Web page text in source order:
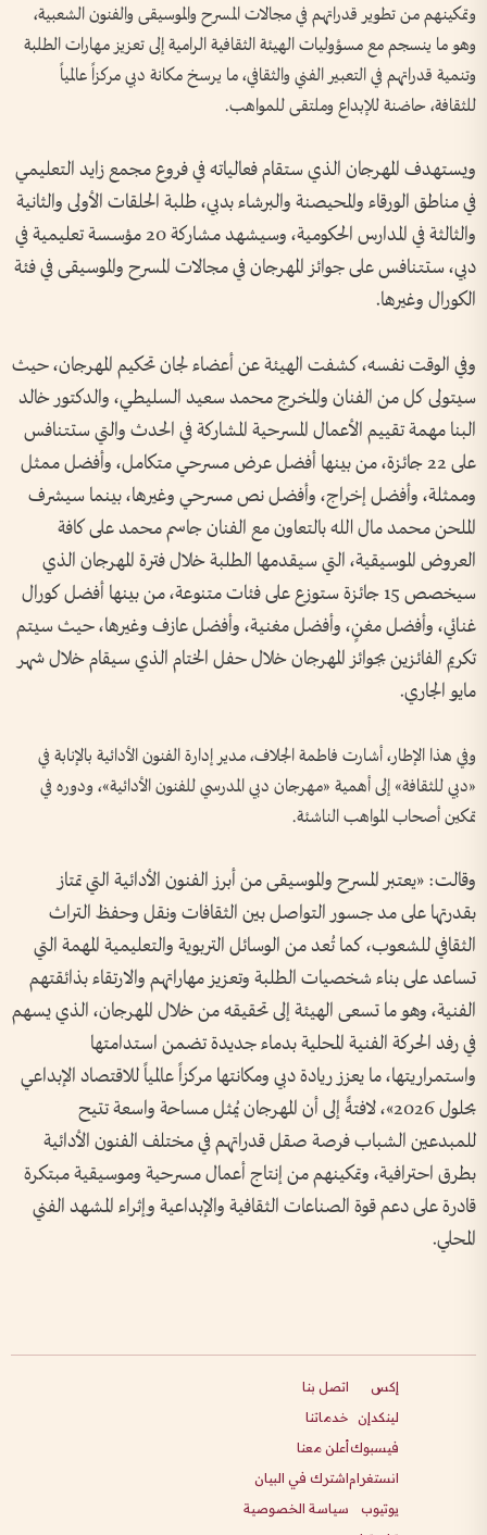
وتمكينهم من تطوير قدراتهم في مجالات المسرح والموسيقى والفنون الشعبية،
وهو ما ينسجم مع مسؤوليات الهيئة الثقافية الرامية إلى تعزيز مهارات الطلبة
وتنمية قدراتهم في التعبير الفني والثقافي، ما يرسخ مكانة دبي مركزاً عالمياً
للثقافة، حاضنة للإبداع وملتقى للمواهب.
ويستهدف المهرجان الذي ستقام فعالياته في فروع مجمع زايد التعليمي
في مناطق الورقاء والمحيصنة والبرشاء بدبي، طلبة الحلقات الأولى والثانية
والثالثة في المدارس الحكومية، وسيشهد مشاركة 20 مؤسسة تعليمية في
دبي، ستتنافس على جوائز المهرجان في مجالات المسرح والموسيقى في فئة
الكورال وغيرها.
وفي الوقت نفسه، كشفت الهيئة عن أعضاء لجان تحكيم المهرجان، حيث
سيتولى كل من الفنان والمخرج محمد سعيد السليطي، والدكتور خالد
البنا مهمة تقييم الأعمال المسرحية المشاركة في الحدث والتي ستتنافس
على 22 جائزة، من بينها أفضل عرض مسرحي متكامل، وأفضل ممثل
وممثلة، وأفضل إخراج، وأفضل نص مسرحي وغيرها، بينما سيشرف
الملحن محمد مال الله بالتعاون مع الفنان جاسم محمد على كافة
العروض الموسيقية، التي سيقدمها الطلبة خلال فترة المهرجان الذي
سيخصص 15 جائزة ستوزع على فئات متنوعة، من بينها أفضل كورال
غنائي، وأفضل مغنٍ، وأفضل مغنية، وأفضل عازف وغيرها، حيث سيتم
تكريم الفائزين بجوائز المهرجان خلال حفل الختام الذي سيقام خلال شهر
مايو الجاري.
وفي هذا الإطار، أشارت فاطمة الجلاف، مدير إدارة الفنون الأدائية بالإنابة في
«دبي للثقافة» إلى أهمية «مهرجان دبي المدرسي للفنون الأدائية»، ودوره في
تمكين أصحاب المواهب الناشئة.
وقالت: «يعتبر المسرح والموسيقى من أبرز الفنون الأدائية التي تمتاز
بقدرتها على مد جسور التواصل بين الثقافات ونقل وحفظ التراث
الثقافي للشعوب، كما تُعد من الوسائل التربوية والتعليمية المهمة التي
تساعد على بناء شخصيات الطلبة وتعزيز مهاراتهم والارتقاء بذائقتهم
الفنية، وهو ما تسعى الهيئة إلى تحقيقه من خلال المهرجان، الذي يسهم
في رفد الحركة الفنية المحلية بدماء جديدة تضمن استدامتها
واستمراريتها، ما يعزز ريادة دبي ومكانتها مركزاً عالمياً للاقتصاد الإبداعي
بحلول 2026»، لافتةً إلى أن المهرجان يُمثل مساحة واسعة تتيح
للمبدعين الشباب فرصة صقل قدراتهم في مختلف الفنون الأدائية
بطرق احترافية، وتمكينهم من إنتاج أعمال مسرحية وموسيقية مبتكرة
قادرة على دعم قوة الصناعات الثقافية والإبداعية وإثراء المشهد الفني
المحلي.
إكس
لينكدإن
فيسبوك
انستغرام
يوتيوب
اتصل بنا
خدماتنا
أعلن معنا
اشترك في البيان
سياسة الخصوصية